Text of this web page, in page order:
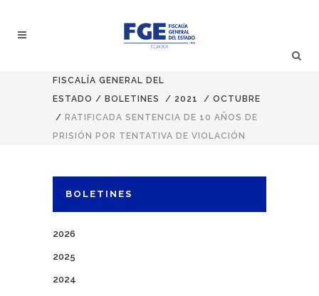
FISCALÍA GENERAL DEL
ESTADO / BOLETINES / 2021 / OCTUBRE
/ RATIFICADA SENTENCIA DE 10 AÑOS DE
PRISIÓN POR TENTATIVA DE VIOLACIÓN
BOLETINES
2026
2025
2024